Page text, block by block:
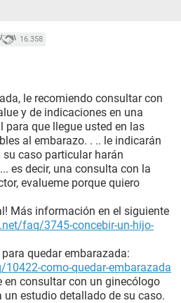
16.358
le recomiendo consultar con
y de indicaciones en una
para que llegue usted en las
al embarazo. . .. le indicarán
caso particular harán
es decir, una consulta con la
evalueme porque quiero
Más información en el siguiente
faq/3745-concebir-un-hijo-
quedar embarazada:
como-quedar-embarazada
en consultar con un ginecólogo
estudio detallado de su caso.